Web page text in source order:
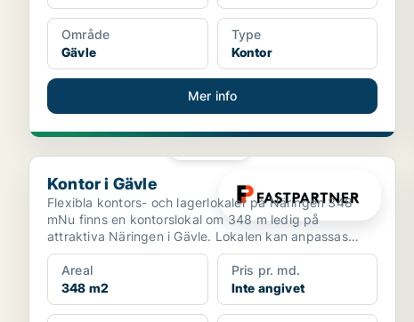
Område
Gävle
Type
Kontor
Mer info
Kontor i Gävle
Kontor i Gävle
Flexibla kontors- och lagerlokaler på Näringen 348
mNu finns en kontorslokal om 348 m ledig på
attraktiva Näringen i Gävle. Lokalen kan anpassas
efter dina b...
Areal
348 m2
Pris pr. md.
Inte angivet